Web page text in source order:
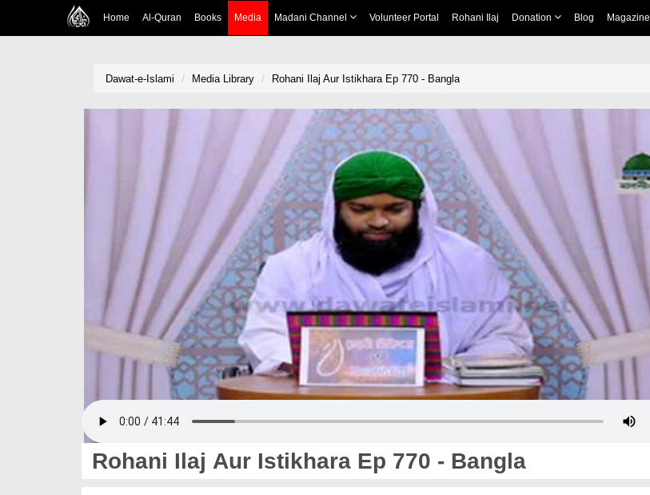
Home Al-Quran Books Media Madani Channel Volunteer Portal Rohani Ilaj Donation Blog Magazine
Dawat-e-Islami Media Library Rohani Ilaj Aur Istikhara Ep 770 - Bangla
Rohani Ilaj Aur Istikhara Ep 770 - Bangla